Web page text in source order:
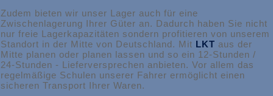
Zudem bieten wir unser Lager auch für eine
Zwischenlagerung Ihrer Güter an. Dadurch haben Sie nicht
nur freie Lagerkapazitäten sondern profitieren von unserem
Standort in der Mitte von Deutschland. Mit LKT aus der
Mitte planen oder planen lassen und so ein 12-Stunden /
24-Stunden - Lieferversprechen anbieten. Vor allem das
regelmäßige Schulen unserer Fahrer ermöglicht einen
sicheren Transport Ihrer Waren.